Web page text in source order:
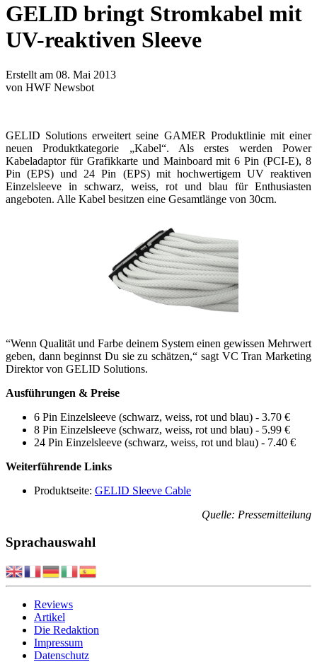
GELID bringt Stromkabel mit
UV-reaktiven Sleeve
Erstellt am 08. Mai 2013
von HWF Newsbot
GELID Solutions erweitert seine GAMER Produktlinie mit einer
neuen Produktkategorie „Kabel“. Als erstes werden Power
Kabeladaptor für Grafikkarte und Mainboard mit 6 Pin (PCI-E), 8
Pin (EPS) und 24 Pin (EPS) mit hochwertigem UV reaktiven
Einzelsleeve in schwarz, weiss, rot und blau für Enthusiasten
angeboten. Alle Kabel besitzen eine Gesamtlänge von 30cm.
“Wenn Qualität und Farbe deinem System einen gewissen Mehrwert
geben, dann beginnst Du sie zu schätzen,“ sagt VC Tran Marketing
Direktor von GELID Solutions.
Ausführungen & Preise
6 Pin Einzelsleeve (schwarz, weiss, rot und blau) - 3.70 €
8 Pin Einzelsleeve (schwarz, weiss, rot und blau) - 5.99 €
24 Pin Einzelsleeve (schwarz, weiss, rot und blau) - 7.40 €
Weiterführende Links
Produktseite: GELID Sleeve Cable
Quelle: Pressemitteilung
Sprachauswahl
Reviews
Artikel
Die Redaktion
Impressum
Datenschutz